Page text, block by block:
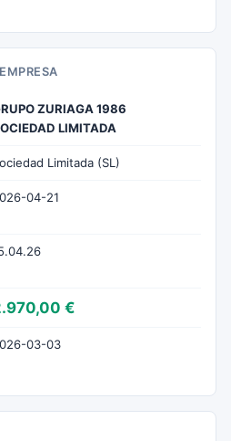
ZURIAGA 1986
LIMITADA
Limitada (SL)
04-21
€
03-03